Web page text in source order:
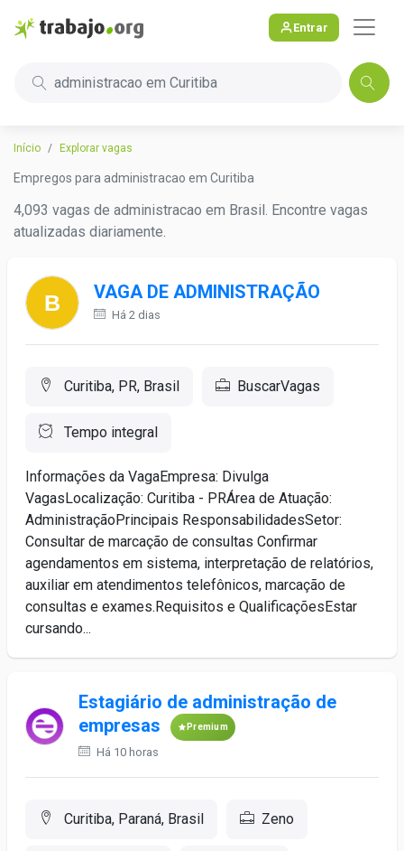
Entrar
administracao em Curitiba
Início Explorar vagas
Empregos para administracao em Curitiba
4,093 vagas de administracao em Brasil. Encontre vagas
atualizadas diariamente.
VAGA DE ADMINISTRAÇÃO
Há 2 dias
Curitiba, PR, Brasil BuscarVagas
Tempo integral
Informações da VagaEmpresa: Divulga
VagasLocalização: Curitiba - PRÁrea de Atuação:
AdministraçãoPrincipais ResponsabilidadesSetor:
Consultar de marcação de consultas Confirmar
agendamentos em sistema, interpretação de relatórios,
auxiliar em atendimentos telefônicos, marcação de
consultas e exames.Requisitos e QualificaçõesEstar
cursando...
Estagiário de administração de
empresas
Premium
Há 10 horas
Curitiba, Paraná, Brasil Zeno